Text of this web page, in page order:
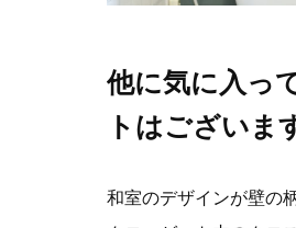
他に気に入っ
トはございま
和室のデザインが壁の